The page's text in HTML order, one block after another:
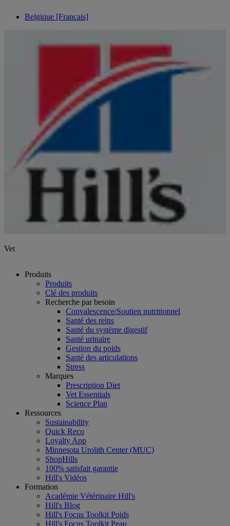
Belgique [Français]
Vet
Produits
Produits
Clé des produits
Recherche par besoin
Convalescence/Soutien nutritionnel
Santé des reins
Santé du système digestif
Santé urinaire
Gestion du poids
Santé des articulations
Stress
Marques
Prescription Diet
Vet Essentials
Science Plan
Ressources
Sustainability
Quick Reco
Loyalty App
Minnesota Urolith Center (MUC)
ShopHills
100% satisfait garantie
Hill's Vidéos
Formation
Académie Vétérinaire Hill's
Hill's Blog
Hill's Focus Toolkit Poids
Hill's Focus Toolkit Peau